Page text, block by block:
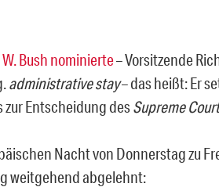
Bush nominierte– Vorsitzende
administrative stay– das heißt: Er
Entscheidung desSupreme Court
Nacht von Donnerstag zu
weitgehend abgelehnt: